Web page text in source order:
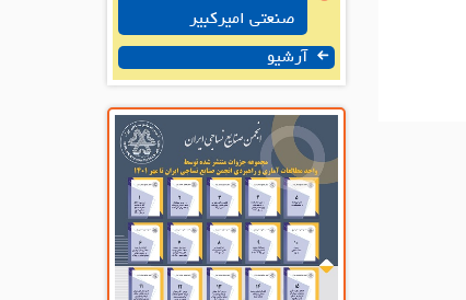
صنعتی امیرکبیر
آرشیو